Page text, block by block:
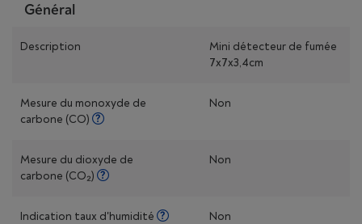
Général
Description
Mini détecteur de fumée
7x7x3,4cm
Mesure du monoxyde de
carbone (CO)
Non
Mesure du dioxyde de
carbone (CO₂)
Non
Indication taux d'humidité Non